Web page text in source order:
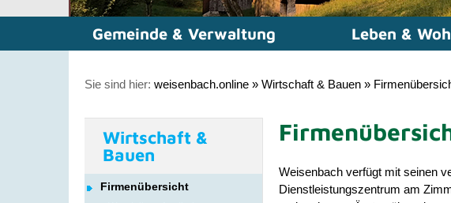
Gemeinde & Verwaltung Leben &
Sie sind hier: weisenbach.online » Wirtschaft & Bauen »
Wirtschaft &
Bauen
Firmenübersicht
Weisenbach verfügt mit seinen
Dienstleistungszentrum am